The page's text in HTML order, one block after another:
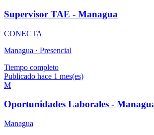
Supervisor TAE - Managua
CONECTA
Managua · Presencial
Tiempo completo
Publicado hace 1 mes(es)
M
Oportunidades Laborales -
Managua